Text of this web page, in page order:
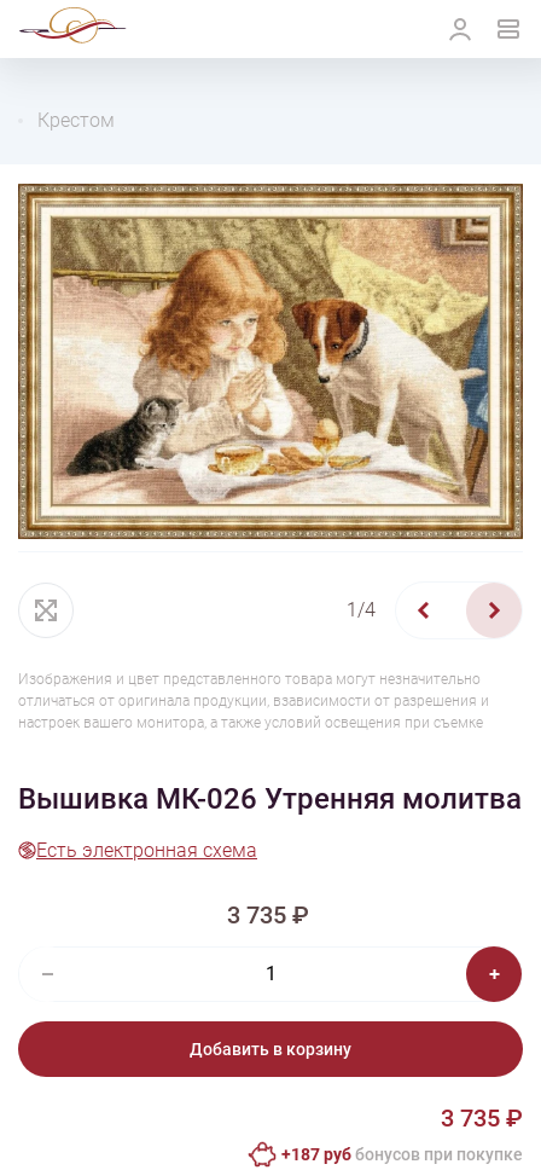
Крестом
1/4
Изображения и цвет представленного товара могут незначительно
отличаться от оригинала продукции, взависимости от разрешения и
настроек вашего монитора, а также условий освещения при съемке
Вышивка МК-026 Утренняя молитва
Есть электронная схема
3 735 ₽
Добавить в корзину
3 735 ₽
+187 руббонусов при покупке